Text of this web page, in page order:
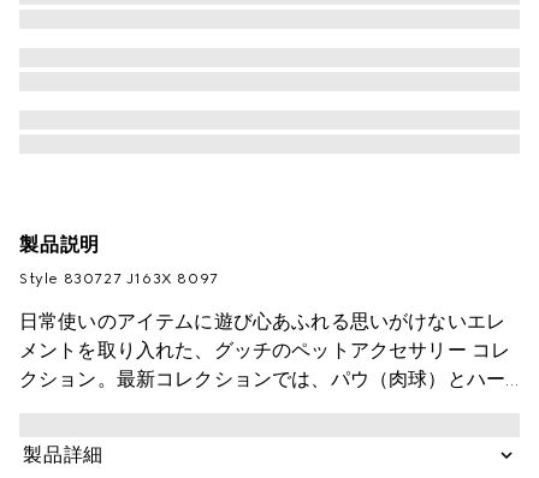
製品説明
Style ‎830727 J163X 8097
日常使いのアイテムに遊び心あふれる思いがけないエレ
メントを取り入れた、グッチのペットアクセサリー コレ
クション。最新コレクションでは、パウ（肉球）とハー
ています。このパウ（肉球）シェイプ チャームには、ラ
製品詳細